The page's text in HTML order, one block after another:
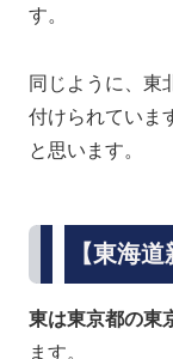
す。
同じように、東
付けられていま
と思います。
【東海
東は東京都の東
ます。